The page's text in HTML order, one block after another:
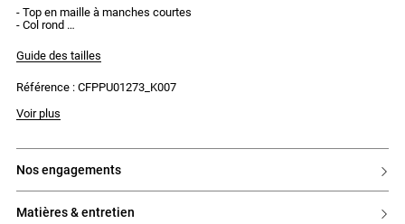
- Top en maille à manches courtes
- Col rond
- Petit volant en bas de manches et du top
- Finition galon type lingerie
Guide des tailles
Référence : CFPPU01273_K007
Voir plus
nos engagements
matières & entretien